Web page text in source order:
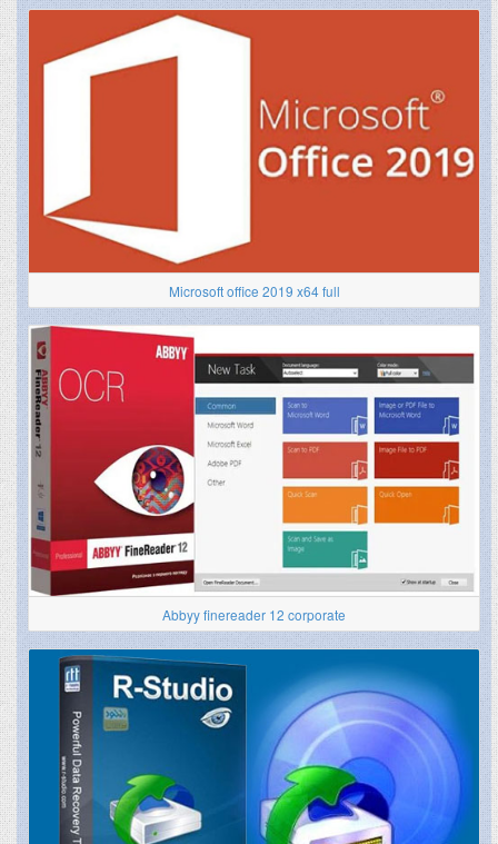
Microsoft office 2019 x64 full
Abbyy finereader 12 corporate